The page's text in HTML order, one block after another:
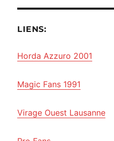
LIENS:
Horda Azzuro 2001
Magic Fans 1991
Virage Ouest Lausanne